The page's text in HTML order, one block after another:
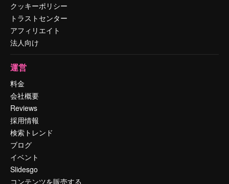
クッキーポリシー
トラストセンター
アフィリエイト
法人向け
運営
料金
会社概要
Reviews
採用情報
検索トレンド
ブログ
イベント
Slidesgo
コンテンツを販売する